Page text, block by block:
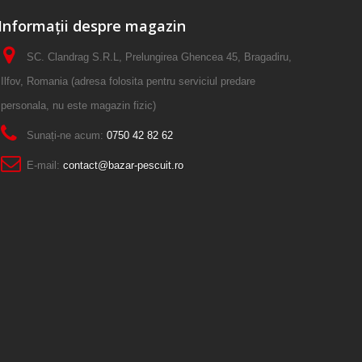
Informații despre magazin
SC. Clandrag S.R.L, Prelungirea Ghencea 45, Bragadiru,
Ilfov, Romania (adresa folosita pentru serviciul predare
personala, nu este magazin fizic)
Sunați-ne acum: 0750 42 82 62
E-mail: contact@bazar-pescuit.ro